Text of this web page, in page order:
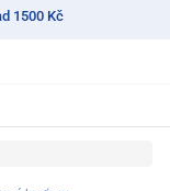
1500 Kč